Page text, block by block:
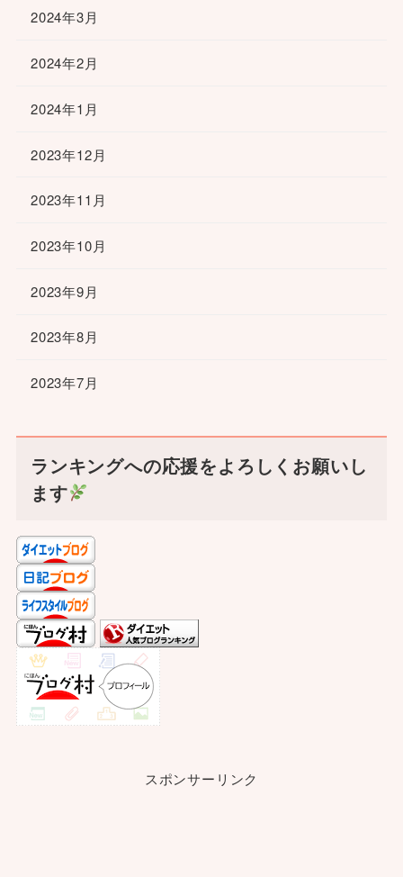
2024年3月
2024年2月
2024年1月
2023年12月
2023年11月
2023年10月
2023年9月
2023年8月
2023年7月
ランキングへの応援をよろしくお願いし
ます
スポンサーリンク